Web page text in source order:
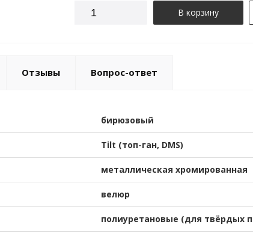
В корзину
Отзывы Вопрос-ответ
бирюзовый
Tilt (топ-ган, DMS)
металлическая хромированная
велюр
полиуретановые (для твёрдых